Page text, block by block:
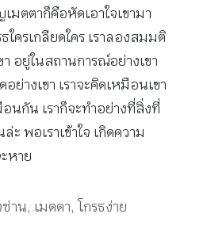
มตตาก็คือหัดเอาใจเขามา
ธใครเกลียดใคร เราลองสมมติ
า อยู่ในสถานการณ์อย่างเขา
ย่างเขา เราจะคิดเหมือนเขา
นกัน เราก็จะทำอย่างที่สิ่งที่
ะ พอเราเข้าใจ เกิดความ
หาย
าน, เมตตา,โกรธง่าย